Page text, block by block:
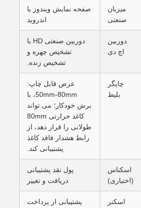
میزبان
صنعتی
صفحه نمایش ویندوز یا
اندروید
دوربین
اچ دی
دوربین صنعتی HD با
تشخیص چهره و
تشخیص زنده.
چاپگر
بلیط
عرض قابل چاپ:
50mm-80mm، با
برش خودکار؛ می تواند
کاغذ حرارتی 80mm
طولانی را قرار دهد، از
رابط هشدار فاقد کاغذ
پشتیبانی کند.
اسکناس
(اختیاری)
پول نقد پشتیبانی
دریافت و تغییر
اسکنر
پشتیبانی از پرداخت